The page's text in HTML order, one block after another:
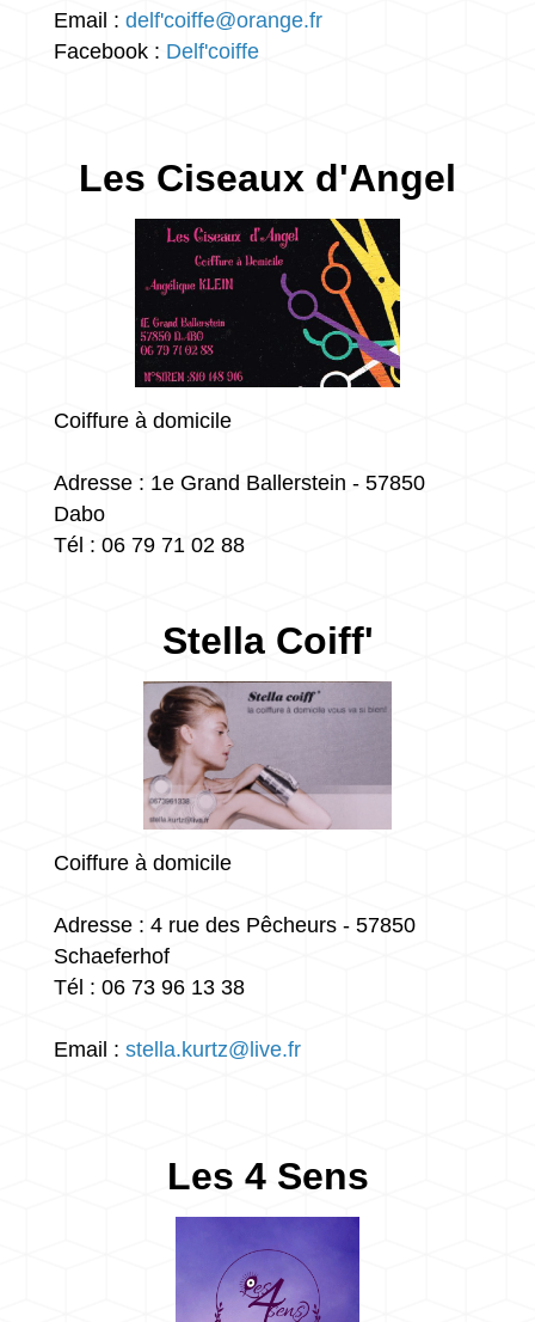
Email : delf'coiffe@orange.fr
Facebook : Delf'coiffe
Les Ciseaux d'Angel
Coiffure à domicile
Adresse : 1e Grand Ballerstein - 57850
Dabo
Tél : 06 79 71 02 88
Stella Coiff'
Coiffure à domicile
Adresse : 4 rue des Pêcheurs - 57850
Schaeferhof
Tél : 06 73 96 13 38
Email : stella.kurtz@live.fr
Les 4 Sens